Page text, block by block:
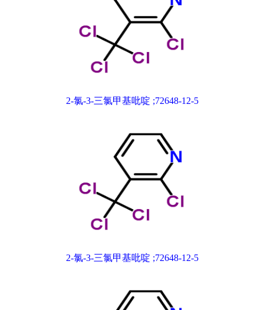
2-氯-3-三氯甲基吡啶 ;72648-12-5
2-氯-3-三氯甲基吡啶 ;72648-12-5